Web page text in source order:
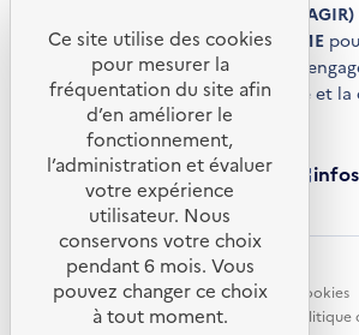
Agir pour la transition écologique (AGIR)
de conseils et de services de l'ADEME
acteurs économiques et territoires
contre le réchauffement climatique et
ressources.
ademe.fr
S'ouvre
nouvelle
fenêtre
librairie.ademe.fr
S'ouvre
dans
une
nouvelle
fenêtre
ademe.fr/presse
S'ouvre
nouvelle
fenêtre
Accessibilité : non conforme
Données personnelles
Gestion des cookies
Mentions légales
Plan du site
Ce site utilise des cookies
pour mesurer la
fréquentation du site afin
d’en améliorer le
fonctionnement,
l’administration et évaluer
votre expérience
utilisateur. Nous
conservons votre choix
pendant 6 mois. Vous
pouvez changer ce choix
à tout moment.